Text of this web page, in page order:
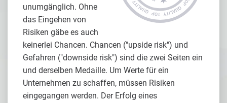
unumgänglich. Ohne
das Eingehen von
Risiken gäbe es auch
keinerlei Chancen. Chancen ("upside risk") und
Gefahren ("downside risk") sind die zwei Seiten ein
und derselben Medaille. Um Werte für ein
Unternehmen zu schaffen, müssen Risiken
eingegangen werden. Der Erfolg eines